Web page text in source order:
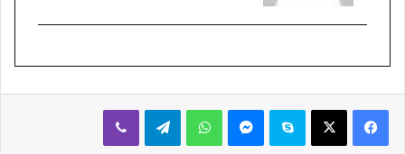
X
Telegram